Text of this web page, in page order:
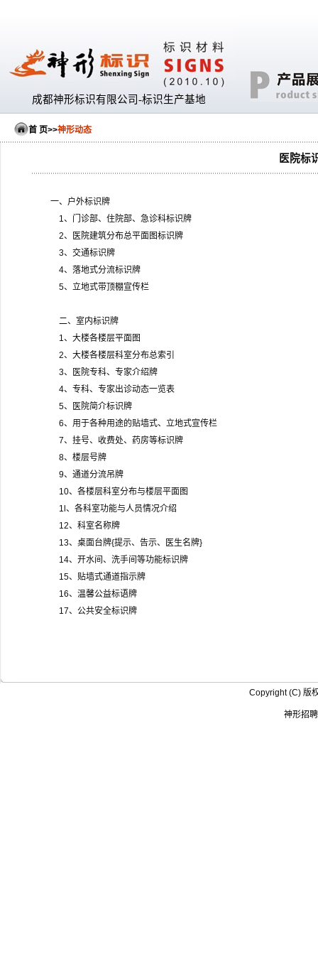
成都神形标识有限公司-标识生产基地
首 页>>神形动态
医院标
一、户外标识牌
1、门诊部、住院部、急诊科标识牌
2、医院建筑分布总平面图标识牌
3、交通标识牌
4、落地式分流标识牌
5、立地式带顶棚宣传栏
二、室内标识牌
1、大楼各楼层平面图
2、大楼各楼层科室分布总索引
3、医院专科、专家介绍牌
4、专科、专家出诊动态一览表
5、医院简介标识牌
6、用于各种用途的贴墙式、立地式宣传栏
7、挂号、收费处、药房等标识牌
8、楼层号牌
9、通道分流吊牌
10、各楼层科室分布与楼层平面图
1l 、各科室功能与人员情况介绍
12、科室名称牌
13、桌面台牌{提示、告示、医生名牌}
14、开水间、洗手间等功能标识牌
15、贴墙式通道指示牌
16、温馨公益标语牌
17、公共安全标识牌
Copyright (C) 版
神形招聘